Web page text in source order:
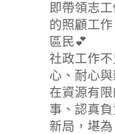
即帶領志
的照顧工
區民💕
社政工作
心、耐心
在資源有
事、認真
新局，堪為